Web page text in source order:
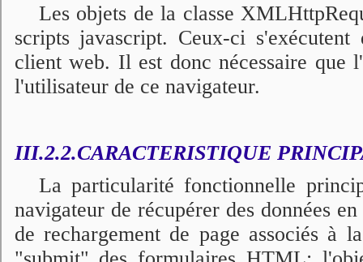
Les objets de la classe
scripts javascript. Ceux-ci
client web. Il est donc nécessaire que
l'utilisateur de ce navigateur.
III.2.2.CARACTERISTIQUE
La particularité fonctionnelle
navigateur de récupérer des données
de rechargement de page associés à